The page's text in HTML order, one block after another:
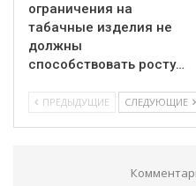
ограничения на
табачные изделия не
должны
способствовать росту…
ПРЕДЫДУЩИЕ СЛЕДУЮЩИЕ